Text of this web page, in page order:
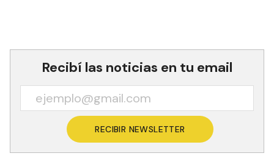
Recibí las noticias en tu email
RECIBIR NEWSLETTER